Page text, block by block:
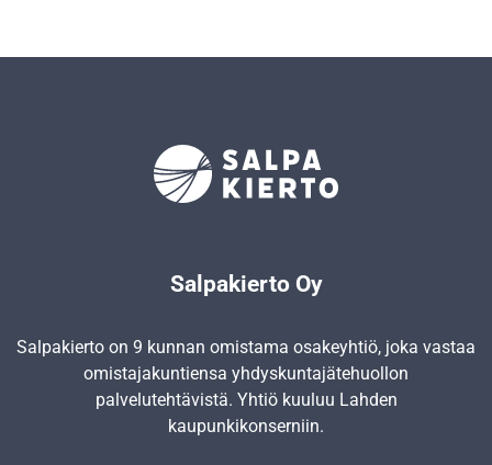
Salpakierto Oy
Salpakierto on 9 kunnan omistama osakeyhtiö, joka vastaa
omistajakuntiensa yhdyskunta­jätehuollon
palvelutehtävistä. Yhtiö kuuluu Lahden
kaupunkikonserniin.